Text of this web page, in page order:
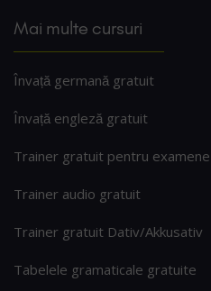
Mai multe cursuri
Învață germană gratuit
Învață engleză gratuit
Trainer gratuit pentru examene
Trainer audio gratuit
Trainer gratuit Dativ/Akkusativ
Tabelele gramaticale gratuite